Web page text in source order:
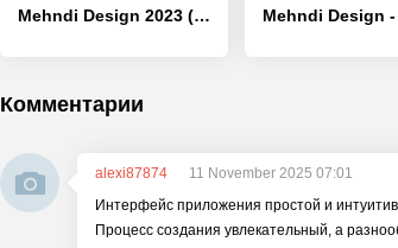
Mehndi Design 2023 (hd) - [Разблокированная версия]
Комментарии
alexi87874
11 November 2025 07:01
Интерфейс приложения простой и
Процесс создания увлекательный, а